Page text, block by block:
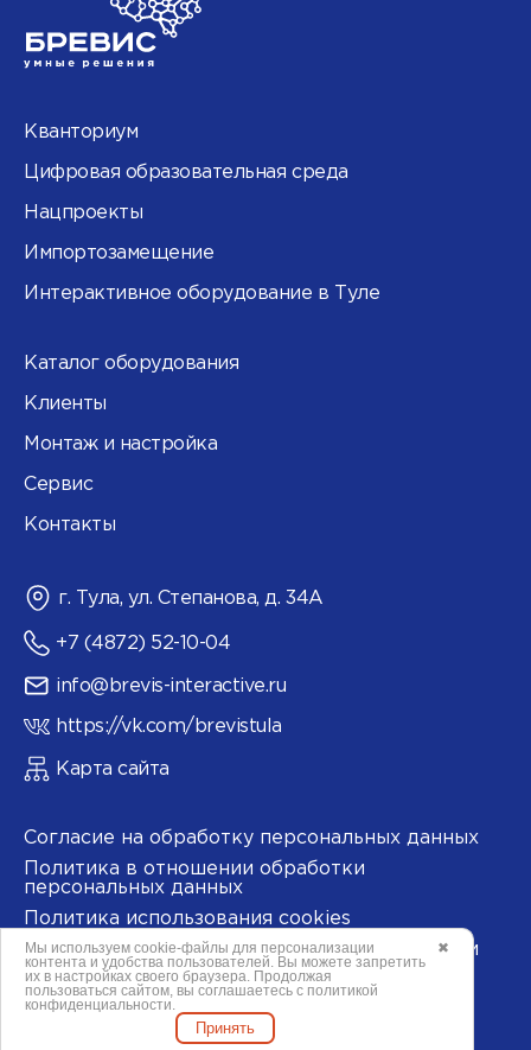
Кванториум
Цифровая образовательная среда
Нацпроекты
Импортозамещение
Интерактивное оборудование в Туле
Каталог оборудования
Клиенты
Монтаж и настройка
Сервис
Контакты
г. Тула, ул. Степанова, д. 34А
+7 (4872) 52-10-04
info@brevis-interactive.ru
https://vk.com/brevistula
Карта сайта
Согласие на обработку персональных данных
Политика в отношении обработки
персональных данных
Политика использования cookies
Согласие на обработку данных метрическими
программами
✖
Мы используем cookie-файлы для персонализации
контента и удобства пользователей. Вы можете запретить
их в настройках своего браузера. Продолжая
пользоваться сайтом, вы соглашаетесь с политикой
конфиденциальности.
Принять